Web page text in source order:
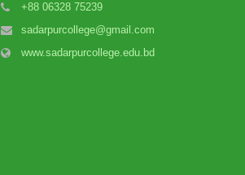
+88 06328 75239
sadarpurcollege@gmail.com
www.sadarpurcollege.edu.bd